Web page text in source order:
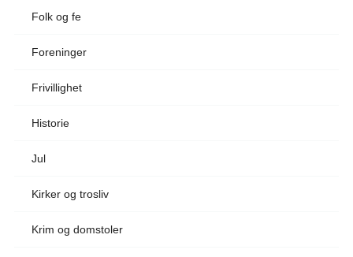
Folk og fe
Foreninger
Frivillighet
Historie
Jul
Kirker og trosliv
Krim og domstoler